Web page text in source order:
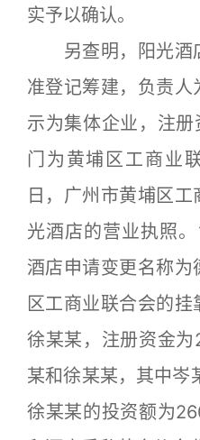
实予以确认。
另查明，阳光酒
准登记筹建，负责
示为集体企业，注
门为黄埔区工商业
日，广州市黄埔区
光酒店的营业执照
酒店申请变更名称
区工商业联合会的
徐某某，注册资金
某和徐某某，其中岑
徐某某的投资额为